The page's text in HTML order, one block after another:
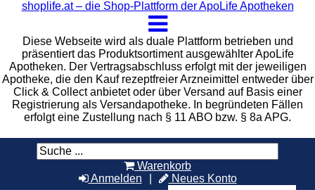
shoplife.at – die Shop-Plattform der ApoLife Apotheken
Diese Webseite wird als duale Plattform betrieben und
präsentiert das Produktsortiment ausgewählter ApoLife
Apotheken. Der Vertragsabschluss erfolgt mit der jeweiligen
Apotheke, die den Kauf rezeptfreier Arzneimittel entweder über
Click & Collect anbietet oder über Versand auf Basis einer
Registrierung als Versandapotheke. In begründeten Fällen
erfolgt eine Zustellung nach § 11 ABO bzw. § 8a APG.
Warenkorb
Anmelden
Neues Konto